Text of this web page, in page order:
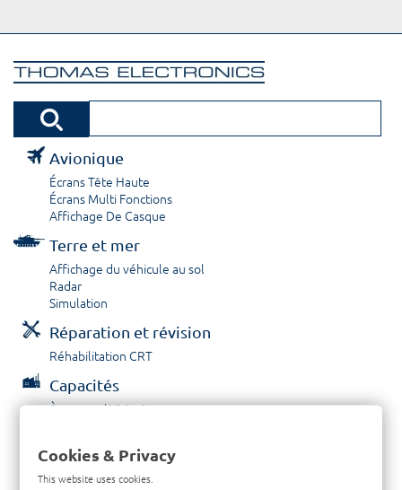
Avionique
Écrans Tête Haute
Écrans Multi Fonctions
Affichage De Casque
Terre et mer
Affichage du véhicule au sol
Radar
Simulation
Réparation et révision
Réhabilitation CRT
Capacités
À propos / Historique
Contactez nous
Cookies & Privacy
This website uses cookies.